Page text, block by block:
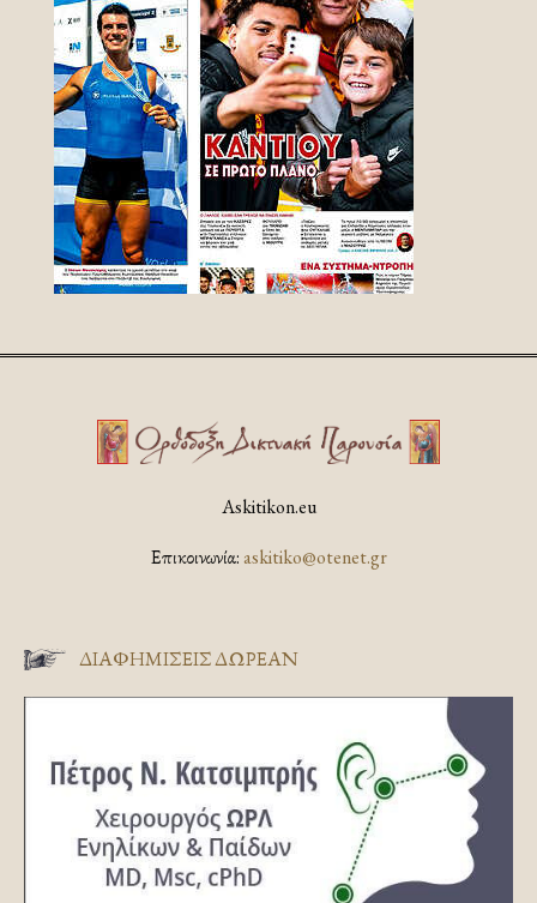
Askitikon.eu
Επικοινωνία:askitiko@otenet.gr
ΔΙΑΦΗΜΊΣΕΙΣ ΔΩΡΕΆΝ